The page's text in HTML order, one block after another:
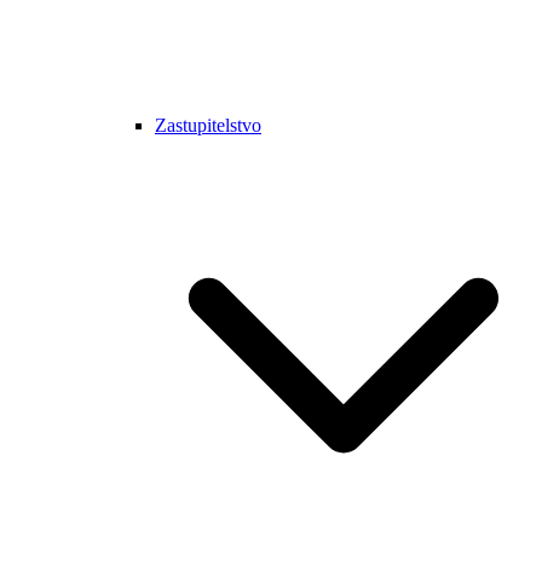
Zastupitelstvo